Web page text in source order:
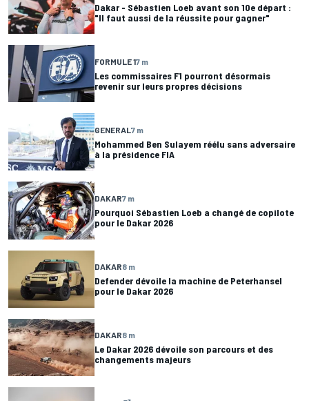
Dakar - Sébastien Loeb avant son 10e départ :
"Il faut aussi de la réussite pour gagner"
FORMULE 17 m
Les commissaires F1 pourront désormais
revenir sur leurs propres décisions
GENERAL7 m
Mohammed Ben Sulayem réélu sans adversaire
à la présidence FIA
DAKAR7 m
Pourquoi Sébastien Loeb a changé de copilote
pour le Dakar 2026
DAKAR8 m
Defender dévoile la machine de Peterhansel
pour le Dakar 2026
DAKAR8 m
Le Dakar 2026 dévoile son parcours et des
changements majeurs